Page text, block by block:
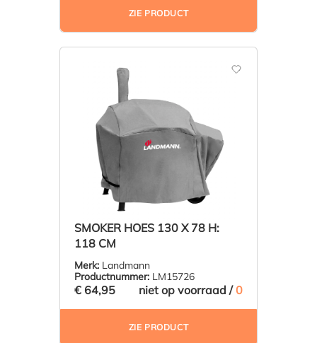
ZIE PRODUCT
SMOKER HOES 130 X 78 H:
118 CM
Merk: Landmann
Productnummer: LM15726
€ 64,95 niet op voorraad /0
ZIE PRODUCT